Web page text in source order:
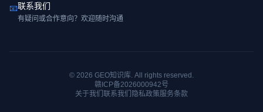
📧联系我们
有疑问或合作意向？欢迎随时沟通
© 2026 GEO知识库. All rights reserved.
赣ICP备2026000942号
关于我们 联系我们 隐私政策服务条款